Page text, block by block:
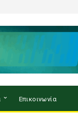
Επικοινωνία